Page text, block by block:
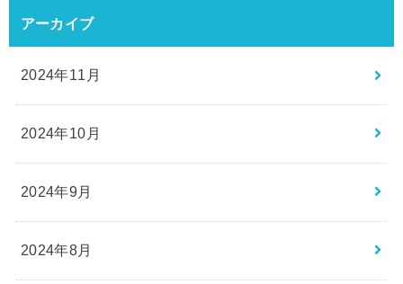
アーカイブ
2024年11月
2024年10月
2024年9月
2024年8月